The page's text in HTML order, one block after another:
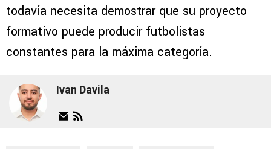
todavía necesita demostrar que su proyecto
formativo puede producir futbolistas
constantes para la máxima categoría.
Ivan Davila